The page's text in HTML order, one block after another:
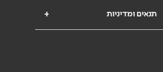
+ תנאים ומדיניות